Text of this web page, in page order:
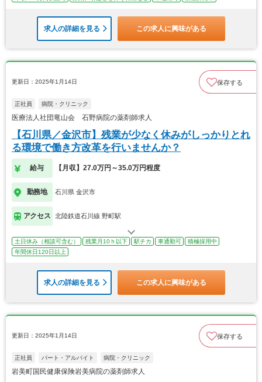
求人の詳細を見る この求人に興味がある
更新日：2025年1月14日 保存する
正社員 病院・クリニック
医療法人社団竜山会 石野病院の薬剤師求人
【石川県／金沢市】残業が少なく休みがしっかりとれ
る環境で働き方改革を行いませんか？
給与 【月収】27.0万円～35.0万円程度
勤務地 石川県 金沢市
アクセス 北陸鉄道石川線 野町駅
土日休み（相談可含む） 残業月10ｈ以下 駅チカ 車通勤可
積極採用中
年間休日120日以上
求人の詳細を見る この求人に興味がある
更新日：2025年1月14日 保存する
正社員 パート・アルバイト 病院・クリニック
岩美町国民健康保険岩美病院の薬剤師求人